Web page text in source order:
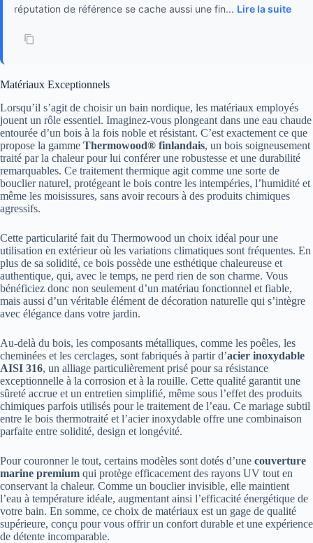
réputation de référence se cache aussi une fin... Lire la suite
Matériaux Exceptionnels
Lorsqu’il s’agit de choisir un bain nordique, les matériaux employés
jouent un rôle essentiel. Imaginez-vous plongeant dans une eau chaude
entourée d’un bois à la fois noble et résistant. C’est exactement ce que
propose la gamme Thermowood® finlandais, un bois soigneusement
traité par la chaleur pour lui conférer une robustesse et une durabilité
remarquables. Ce traitement thermique agit comme une sorte de
bouclier naturel, protégeant le bois contre les intempéries, l’humidité et
même les moisissures, sans avoir recours à des produits chimiques
agressifs.
Cette particularité fait du Thermowood un choix idéal pour une
utilisation en extérieur où les variations climatiques sont fréquentes. En
plus de sa solidité, ce bois possède une esthétique chaleureuse et
authentique, qui, avec le temps, ne perd rien de son charme. Vous
bénéficiez donc non seulement d’un matériau fonctionnel et fiable,
mais aussi d’un véritable élément de décoration naturelle qui s’intègre
avec élégance dans votre jardin.
Au-delà du bois, les composants métalliques, comme les poêles, les
cheminées et les cerclages, sont fabriqués à partir d’acier inoxydable
AISI 316, un alliage particulièrement prisé pour sa résistance
exceptionnelle à la corrosion et à la rouille. Cette qualité garantit une
sûreté accrue et un entretien simplifié, même sous l’effet des produits
chimiques parfois utilisés pour le traitement de l’eau. Ce mariage subtil
entre le bois thermotraité et l’acier inoxydable offre une combinaison
parfaite entre solidité, design et longévité.
Pour couronner le tout, certains modèles sont dotés d’une couverture
marine premium qui protège efficacement des rayons UV tout en
conservant la chaleur. Comme un bouclier invisible, elle maintient
l’eau à température idéale, augmentant ainsi l’efficacité énergétique de
votre bain. En somme, ce choix de matériaux est un gage de qualité
supérieure, conçu pour vous offrir un confort durable et une expérience
de détente incomparable.